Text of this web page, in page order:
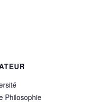
Philosophie